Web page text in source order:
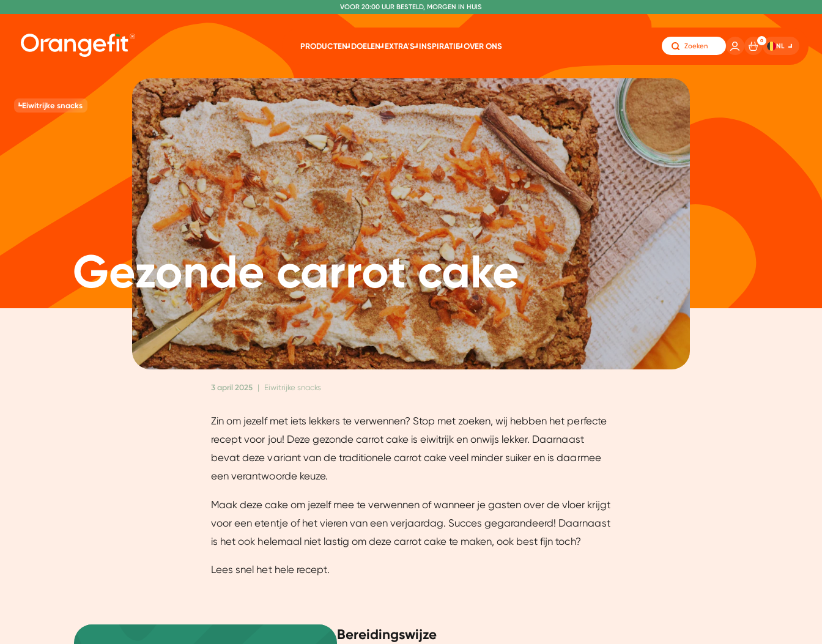
NR. 1 GETEST CONSUMENTENBOND
VOOR 20:00 UUR BESTELD, MORGEN IN HUIS
PRODUCTEN DOELEN EXTRA'S INSPIRATIE OVER ONS Zoeken
0
NL
Gezonde carrot cake
Eiwitrijke snacks
3 april 2025 | Eiwitrijke snacks
Zin om jezelf met iets lekkers te verwennen? Stop met zoeken, wij hebben het perfecte
recept voor jou! Deze gezonde carrot cake is eiwitrijk en onwijs lekker. Daarnaast
bevat deze variant van de traditionele carrot cake veel minder suiker en is daarmee
een verantwoorde keuze.
Maak deze cake om jezelf mee te verwennen of wanneer je gasten over de vloer krijgt
voor een etentje of het vieren van een verjaardag. Succes gegarandeerd! Daarnaast
is het ook helemaal niet lastig om deze carrot cake te maken, ook best fijn toch?
Lees snel het hele recept.
Bereidingswijze